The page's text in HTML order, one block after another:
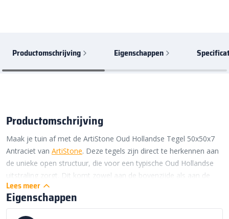
Productomschrijving Eigenschappen
Productomschrijving
Maak je tuin af met de ArtiStone Oud Hollandse Tegel 50x50x7
Antraciet van ArtiStone. Deze tegels zijn direct te herkennen aan
de unieke open structuur, die voor een typische Oud Hollandse
uitstraling zorgt. Dit komt zowel aan de bovenzijde als aan de
zijkanten mooi naar boven. Daarom kunnen de tegels niet alleen
liggend, maar ook staand worden verwerkt. Denk bijvoorbeeld
aan een border van rechtop staande Oud Hollandse tegels.
Lees meer
Eigenschappen